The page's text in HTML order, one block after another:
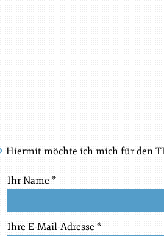
Hiermit möchte ich mich für den
Ihr Name *
Ihre E-Mail-Adresse *